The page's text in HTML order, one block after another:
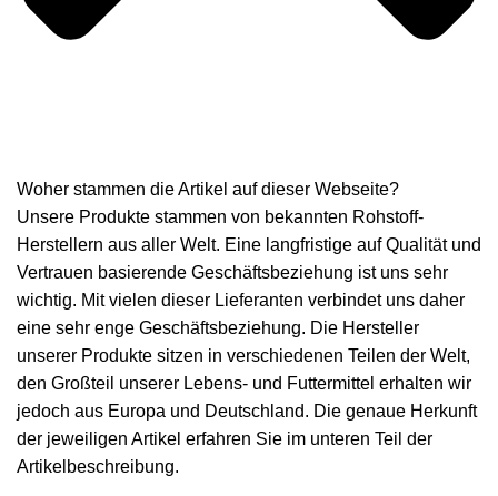
Woher stammen die Artikel auf dieser Webseite?
Unsere Produkte stammen von bekannten Rohstoff-
Herstellern aus aller Welt. Eine langfristige auf Qualität und
Vertrauen basierende Geschäftsbeziehung ist uns sehr
wichtig. Mit vielen dieser Lieferanten verbindet uns daher
eine sehr enge Geschäftsbeziehung. Die Hersteller
unserer Produkte sitzen in verschiedenen Teilen der Welt,
den Großteil unserer Lebens- und Futtermittel erhalten wir
jedoch aus Europa und Deutschland. Die genaue Herkunft
der jeweiligen Artikel erfahren Sie im unteren Teil der
Artikelbeschreibung.